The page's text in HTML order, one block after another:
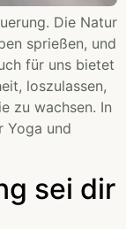
Die Natur
sprießen, und
für uns bietet
loszulassen,
zu wachsen. In
Yoga und
sei dir